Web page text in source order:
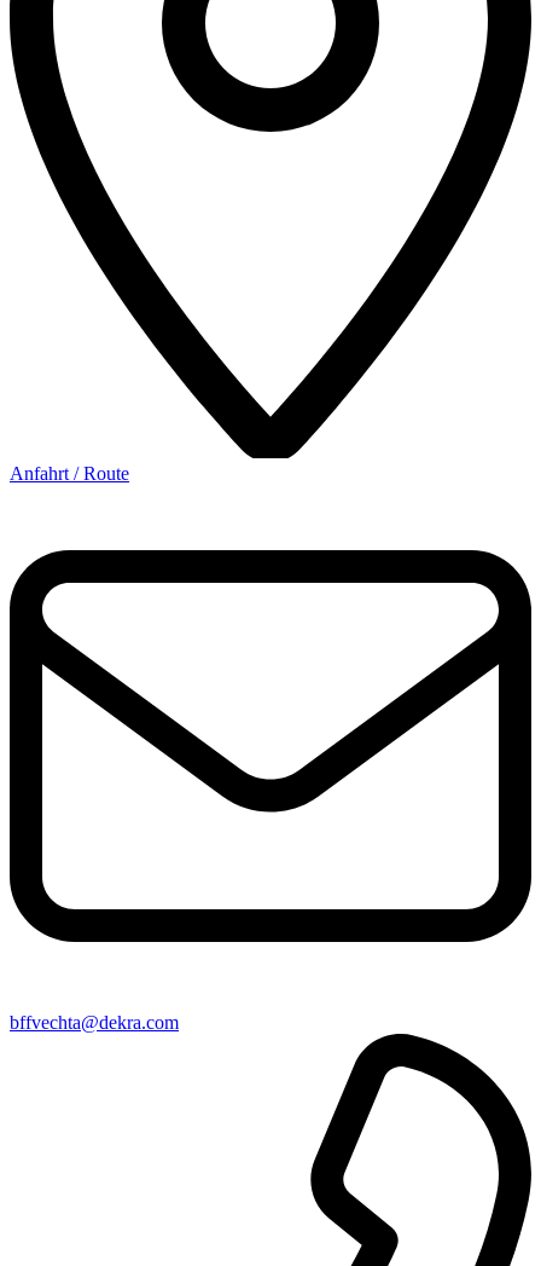
Anfahrt / Route
bffvechta@​dekra​.com